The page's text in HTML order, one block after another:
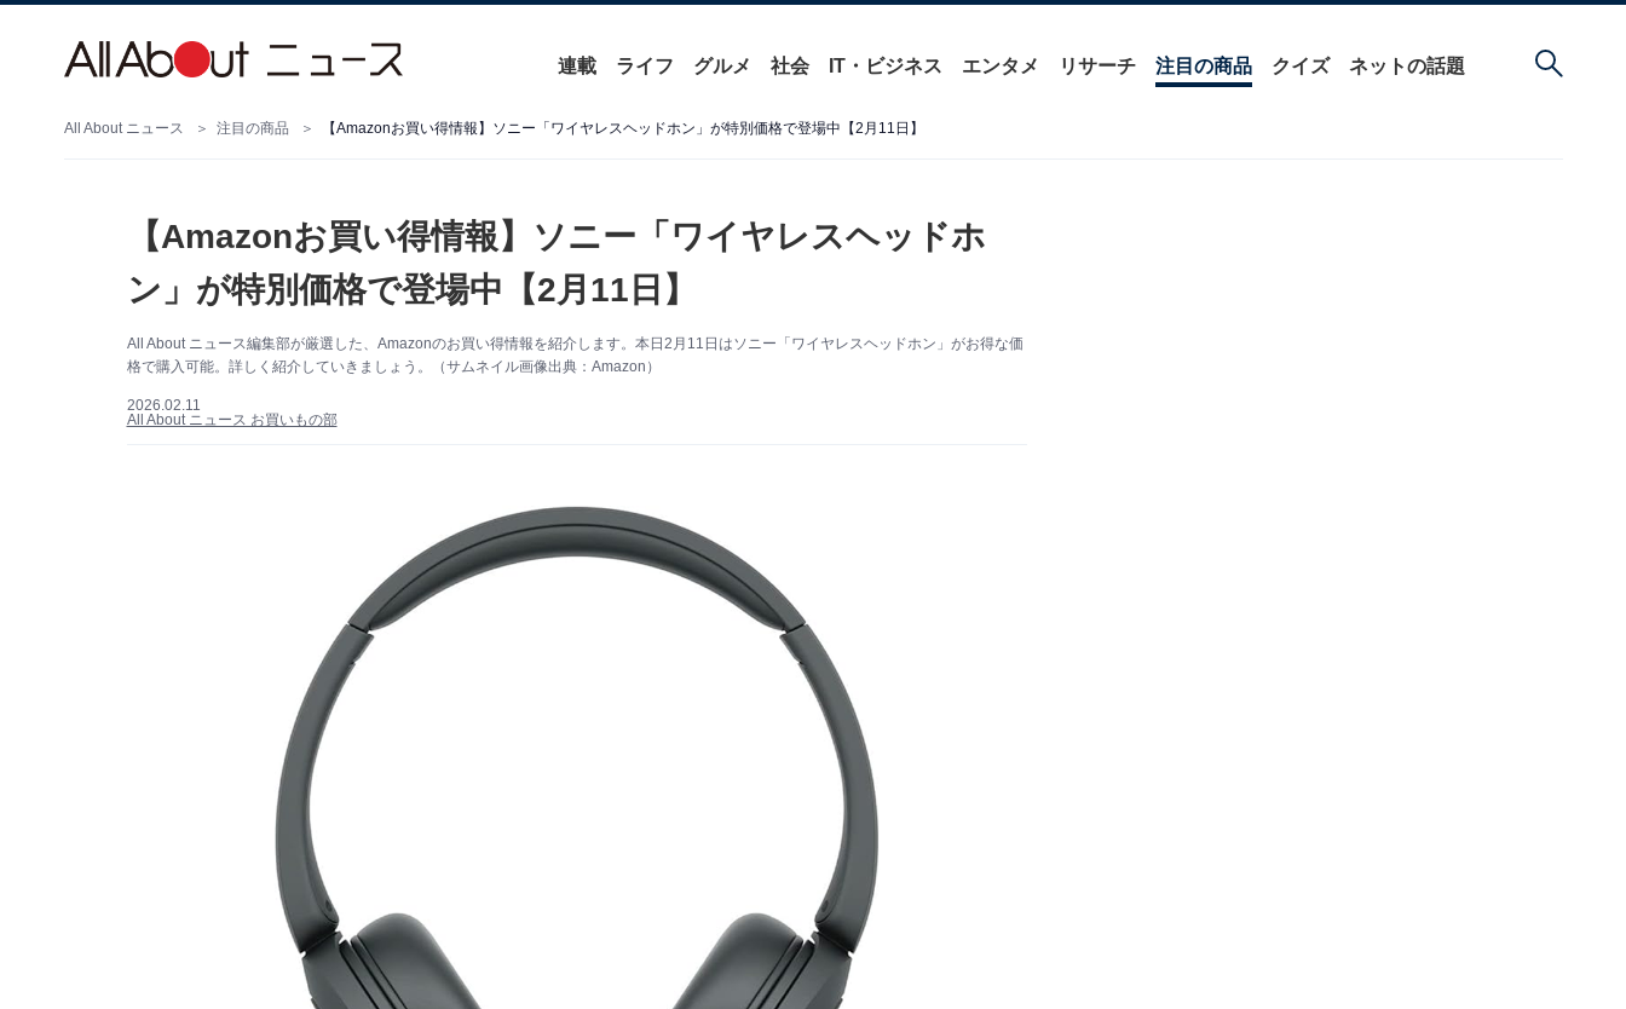
連載 ライフ グルメ 社会 IT・ビジネス エンタメ リサーチ 注目の商品 クイズ ネットの話題
All About ニュース 注目の商品 【Amazonお買い得情報】ソニー「ワイヤレスヘッドホン」が特別価格で登場中【2月11日】
【Amazonお買い得情報】ソニー「ワイヤレスヘッドホ
ン」が特別価格で登場中【2月11日】
All About ニュース編集部が厳選した、Amazonのお買い得情報を紹介します。本日2月11日はソニー「ワイヤレスヘッドホン」がお得な価
格で購入可能。詳しく紹介していきましょう。（サムネイル画像出典：Amazon）
2026.02.11
All About ニュース お買いもの部